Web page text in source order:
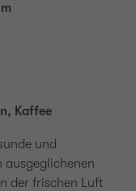
Kaffee
und
der frischen Luft